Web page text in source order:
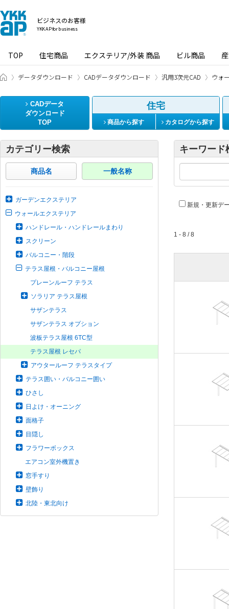
ビジネスのお客様
YKK AP for business
TOP 住宅商品 エクステリア/外装 商品 ビル商品
ビジネスのお客様 HOME
データダウンロード CADデータダウンロード 汎用3次元CAD ウォ
CADデータ
ダウンロード
TOP
住宅
商品から探す カタログから探す
カテゴリー検索
商品名 一般名称
ガーデンエクステリア
ウォールエクステリア
ハンドレール・ハンドレールまわり
スクリーン
バルコニー・階段
テラス屋根・バルコニー屋根
プレーンルーフ テラス
ソラリア テラス屋根
サザンテラス
サザンテラス オプション
波板テラス屋根 6TC型
テラス屋根 レセパ
アウタールーフ テラスタイプ
テラス囲い・バルコニー囲い
ひさし
日よけ・オーニング
面格子
目隠し
フラワーボックス
エアコン室外機置き
窓手すり
壁飾り
北陸・東北向け
キーワード
新規・更新デ
1 - 8 / 8